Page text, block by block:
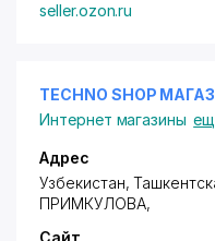
seller.ozon.ru
TECHNO SHOP
Интернет магазины
Адрес
Узбекистан,
ПРИМКУЛОВА,
Сайт